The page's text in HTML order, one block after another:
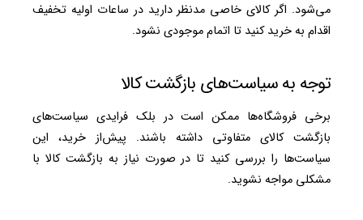
می‌شود. اگر کالای خاصی مدنظر دارید در ساعات اولیه تخفیف
اقدام به خرید کنید تا اتمام موجودی نشود.
توجه به سیاست‌های بازگشت کالا
برخی فروشگاه‌ها ممکن است در بلک فرایدی سیاست‌های
بازگشت کالای متفاوتی داشته باشند. پیش‌از خرید، این
سیاست‌ها را بررسی کنید تا در صورت نیاز به بازگشت کالا با
مشکلی مواجه نشوید.